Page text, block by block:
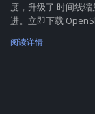
度，升级了 时间线
进。立即下载
阅读详情